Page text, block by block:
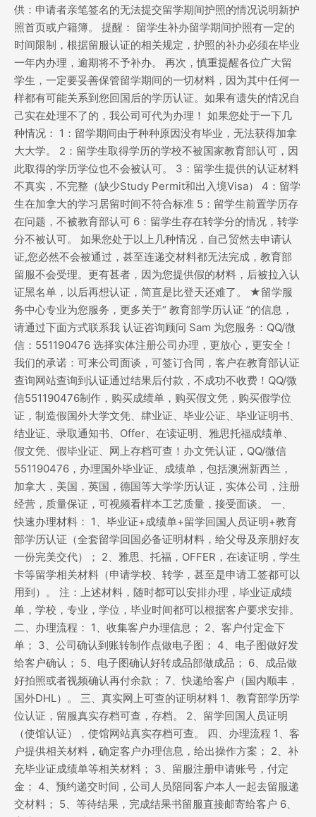
供：申请者亲笔签名的无法提交留学期间护照的情况说明新护
照首页或户籍簿。 提醒： 留学生补办留学期间护照有一定的
时间限制，根据留服认证的相关规定，护照的补办必须在毕业
一年内办理，逾期将不予补办。 再次，慎重提醒各位广大留
学生，一定要妥善保管留学期间的一切材料，因为其中任何一
样都有可能关系到您回国后的学历认证。如果有遗失的情况自
己实在处理不了的，我公司可代为办理！ 如果您处于一下几
种情况： 1：留学期间由于种种原因没有毕业，无法获得加拿
大大学。 2：留学生取得学历的学校不被国家教育部认可，因
此取得的学历学位也不会被认可。 3：留学生提供的认证材料
不真实，不完整（缺少Study Permit和出入境Visa） 4：留学
生在加拿大的学习居留时间不符合标准 5：留学生前置学历存
在问题，不被教育部认可 6：留学生存在转学分的情况，转学
分不被认可。 如果您处于以上几种情况，自己贸然去申请认
证,您必然不会被通过，甚至连递交材料都无法完成，教育部
留服不会受理。更有甚者，因为您提供假的材料，后被拉入认
证黑名单，以后再想认证，简直是比登天还难了。 ★留学服
务中心专业为您服务，更多关于“ 教育部学历认证 ”的信息，
请通过下面方式联系我 认证咨询顾问 Sam 为您服务：QQ/微
信：551190476 选择实体注册公司办理，更放心，更安全！
我们的承诺：可来公司面谈，可签订合同，客户在教育部认证
查询网站查询到认证通过结果后付款，不成功不收费！QQ/微
信551190476制作，购买成绩单，购买假文凭，购买假学位
证，制造假国外大学文凭、肆业证、毕业公证、毕业证明书、
结业证、录取通知书、Offer、在读证明、雅思托福成绩单、
假文凭、假毕业证、网上存档可查！办文凭认证，QQ/微信
551190476，办理国外毕业证、成绩单，包括澳洲新西兰，
加拿大，美国，英国，德国等大学学历认证，实体公司，注册
经营，质量保证，可视频看样本工艺质量，接受面谈。 一、
快速办理材料： 1、毕业证+成绩单+留学回国人员证明+教育
部学历认证（全套留学回国必备证明材料，给父母及亲朋好友
一份完美交代）； 2、雅思、托福，OFFER，在读证明，学生
卡等留学相关材料（申请学校、转学，甚至是申请工签都可以
用到）。 注：上述材料，随时都可以安排办理，毕业证成绩
单，学校，专业，学位，毕业时间都可以根据客户要求安排。
二、办理流程： 1、收集客户办理信息； 2、客户付定金下
单； 3、公司确认到账转制作点做电子图； 4、电子图做好发
给客户确认； 5、电子图确认好转成品部做成品； 6、成品做
好拍照或者视频确认再付余款； 7、快递给客户（国内顺丰，
国外DHL）。 三、真实网上可查的证明材料 1、教育部学历学
位认证，留服真实存档可查，存档。 2、留学回国人员证明
（使馆认证），使馆网站真实存档可查。 四、办理流程 1、客
户提供相关材料，确定客户办理信息，给出操作方案； 2、补
充毕业证成绩单等相关材料； 3、留服注册申请账号，付定
金； 4、预约递交时间，公司人员陪同客户本人一起去留服递
交材料； 5、等待结果，完成结果书留服直接邮寄给客户 6、